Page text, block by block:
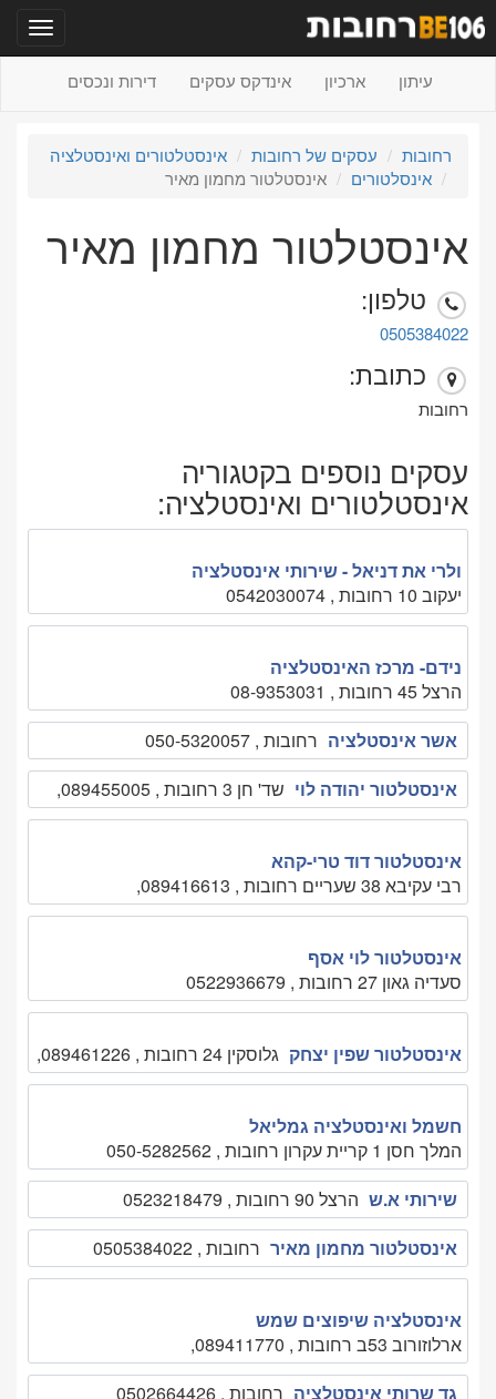
עיתון ארכיון אינדקס עסקים דירות ונכסים
רחובות עסקים של רחובות
אינסטלטורים ואינסטלציה
אינסלטורים
אינסטלטור מחמון מאיר
אינסטלטור מחמון מאיר
טלפון:
0505384022
כתובת:
רחובות
עסקים נוספים בקטגוריה
אינסטלטורים ואינסטלציה:
ולרי את דניאל - שירותי אינסטלציה
יעקוב 10 רחובות , 0542030074
נידם- מרכז האינסטלציה
הרצל 45 רחובות , 08-9353031
אשר אינסטלציה רחובות , 050-5320057
אינסטלטור יהודה לוי שד' חן 3 רחובות , 089455005,
אינסטלטור דוד טרי-קהא
רבי עקיבא 38 שעריים רחובות , 089416613,
אינסטלטור לוי אסף
סעדיה גאון 27 רחובות , 0522936679
אינסטלטור שפין יצחק גלוסקין 24 רחובות , 089461226,
חשמל ואינסטלציה גמליאל
המלך חסן 1 קריית עקרון רחובות , 050-5282562
שירותי א.ש הרצל 90 רחובות , 0523218479
אינסטלטור מחמון מאיר רחובות , 0505384022
אינסטלציה שיפוצים שמש
ארלוזורוב 53ב רחובות , 089411770,
גד שרותי אינסטלציה רחובות , 0502664426